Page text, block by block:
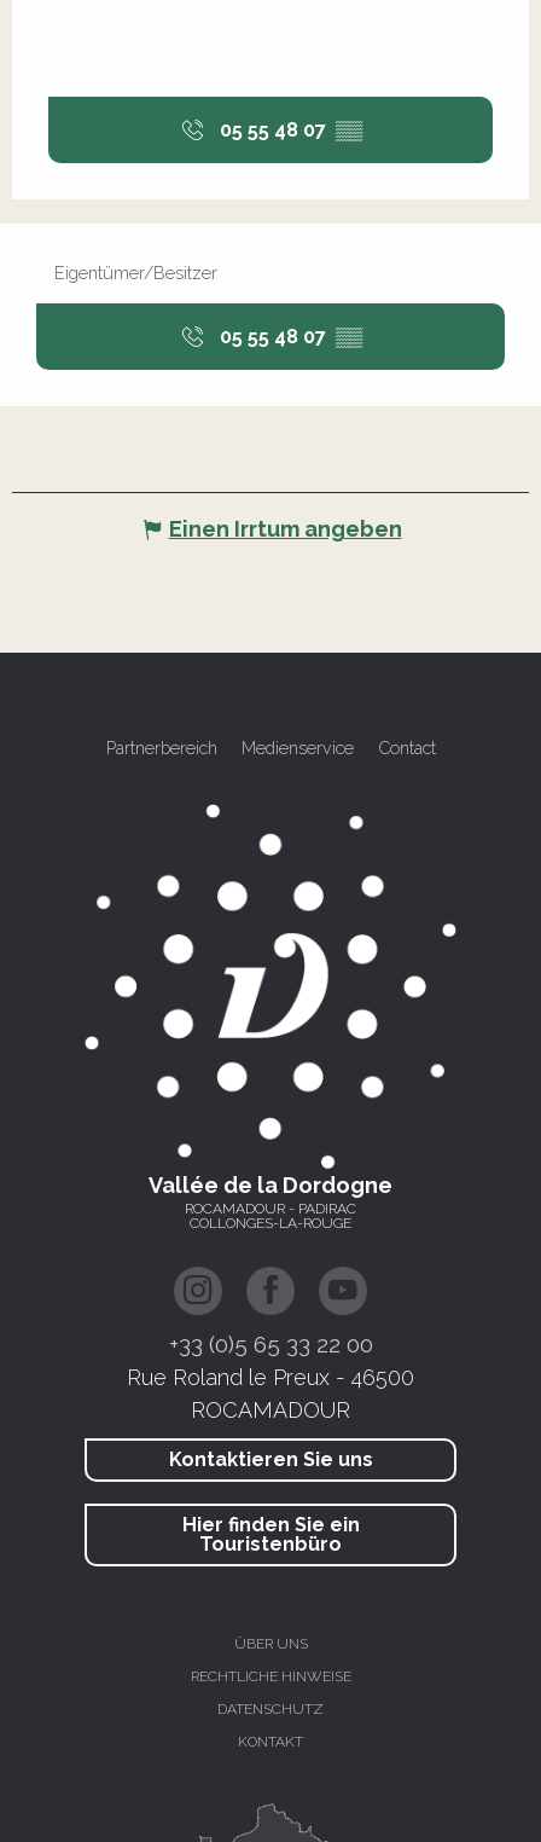
05 55 48 07 ▒▒
Eigentümer/Besitzer
05 55 48 07 ▒▒
Einen Irrtum angeben
Partnerbereich Medienservice Contact
Vallée de la Dordogne
ROCAMADOUR - PADIRAC
COLLONGES-LA-ROUGE
+33 (0)5 65 33 22 00
Rue Roland le Preux - 46500
ROCAMADOUR
Kontaktieren Sie uns
Hier finden Sie ein
Touristenbüro
ÜBER UNS
RECHTLICHE HINWEISE
DATENSCHUTZ
KONTAKT